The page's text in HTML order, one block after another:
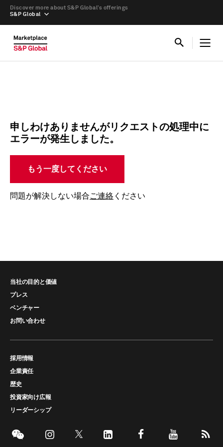
S&P Global
Discover more about S&P Global’s offerings
申しわけありませんがリクエストの処理中に
エラーが発生しました。
もう一度してください
問題が解決しない場合ご連絡 ください
当社の目的と価値
プレス
ベンチャー
お問い合わせ
採用情報
企業責任
歴史
投資家向け広報
リーダーシップ